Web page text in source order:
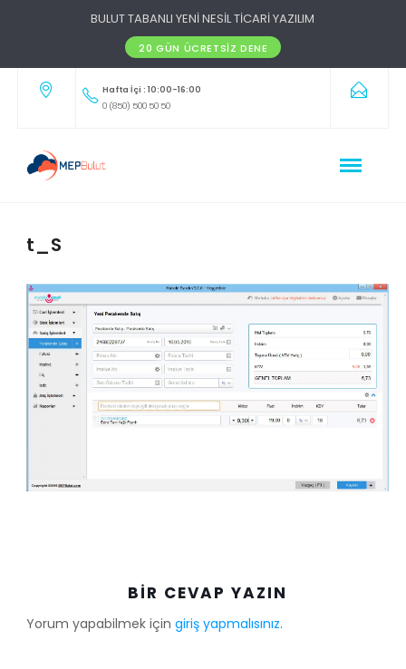
BULUT TABANLI YENİ NESİL TİCARİ YAZILIM
20 GÜN ÜCRETSIZ DENE
Hafta İçi : 10:00-16:00
0 (850) 500 50 50
t_S
BIR CEVAP YAZIN
Yorum yapabilmek için giriş yapmalısınız.